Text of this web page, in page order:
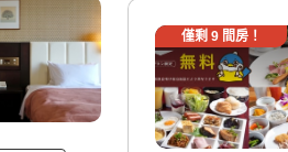
僅剩 9間房！